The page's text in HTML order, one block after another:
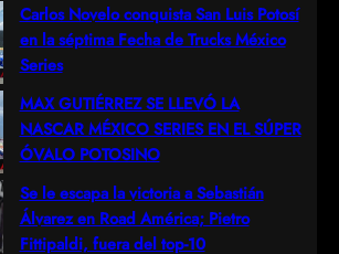
Carlos Novelo conquista San Luis Potosí
en la séptima Fecha de Trucks México
Series
MAX GUTIÉRREZ SE LLEVÓ LA
NASCAR MÉXICO SERIES EN EL SÚPER
ÓVALO POTOSINO
Se le escapa la victoria a Sebastián
Álvarez en Road América; Pietro
Fittipaldi, fuera del top-10